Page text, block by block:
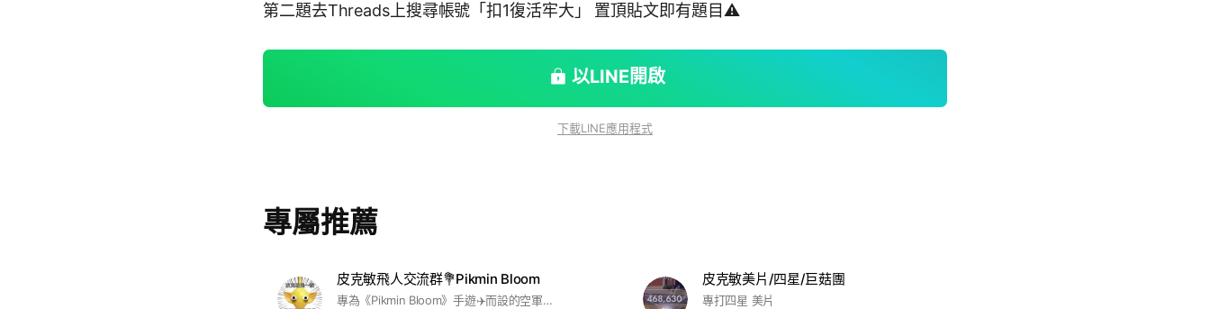
第二題去Threads上搜尋帳號「扣1復活牢大」 置頂貼文即有題目⚠️
以LINE開啟
下載LINE應用程式
專屬推薦
皮克敏飛人交流群💐Pikmin Bloom
專為《Pikmin Bloom》手遊✈️而設的空軍基地，不限任何一種機型，一起休閒互助交流。 #飛人 #空軍 #打菇 #種花
皮克敏美片/四星/巨菇團
專打四星 美片